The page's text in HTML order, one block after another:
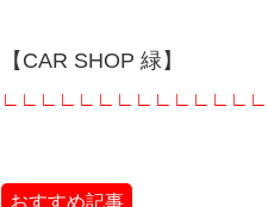
【CAR SHOP 緑】
おすすめ記事